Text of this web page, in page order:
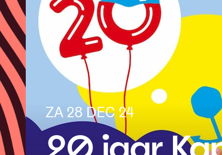
Agenda
Projecten
Nieuws
ZA 28 DEC 24